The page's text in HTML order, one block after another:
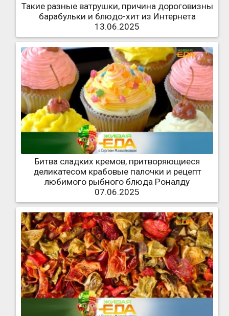
Такие разные ватрушки, причина дороговизны
барабульки и блюдо-хит из Интернета
13.06.2025
Битва сладких кремов, притворяющиеся
деликатесом крабовые палочки и рецепт
любимого рыбного блюда Роналду
07.06.2025